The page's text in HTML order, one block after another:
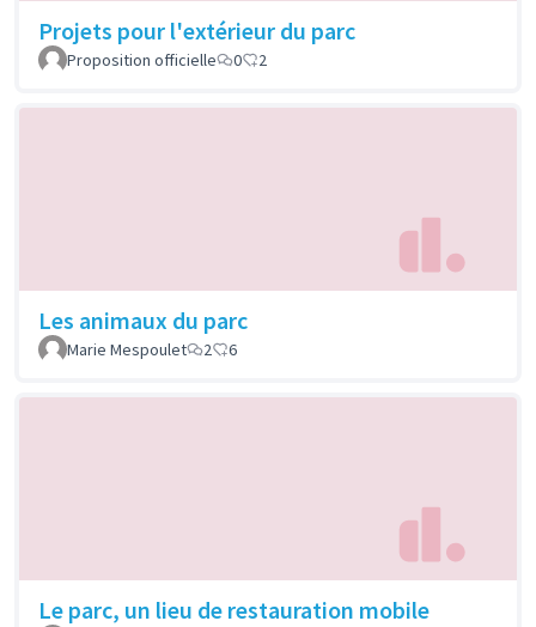
Projets pour l'extérieur du parc
Proposition officielle 0 2
Les animaux du parc
Marie Mespoulet 2 6
Le parc, un lieu de restauration mobile